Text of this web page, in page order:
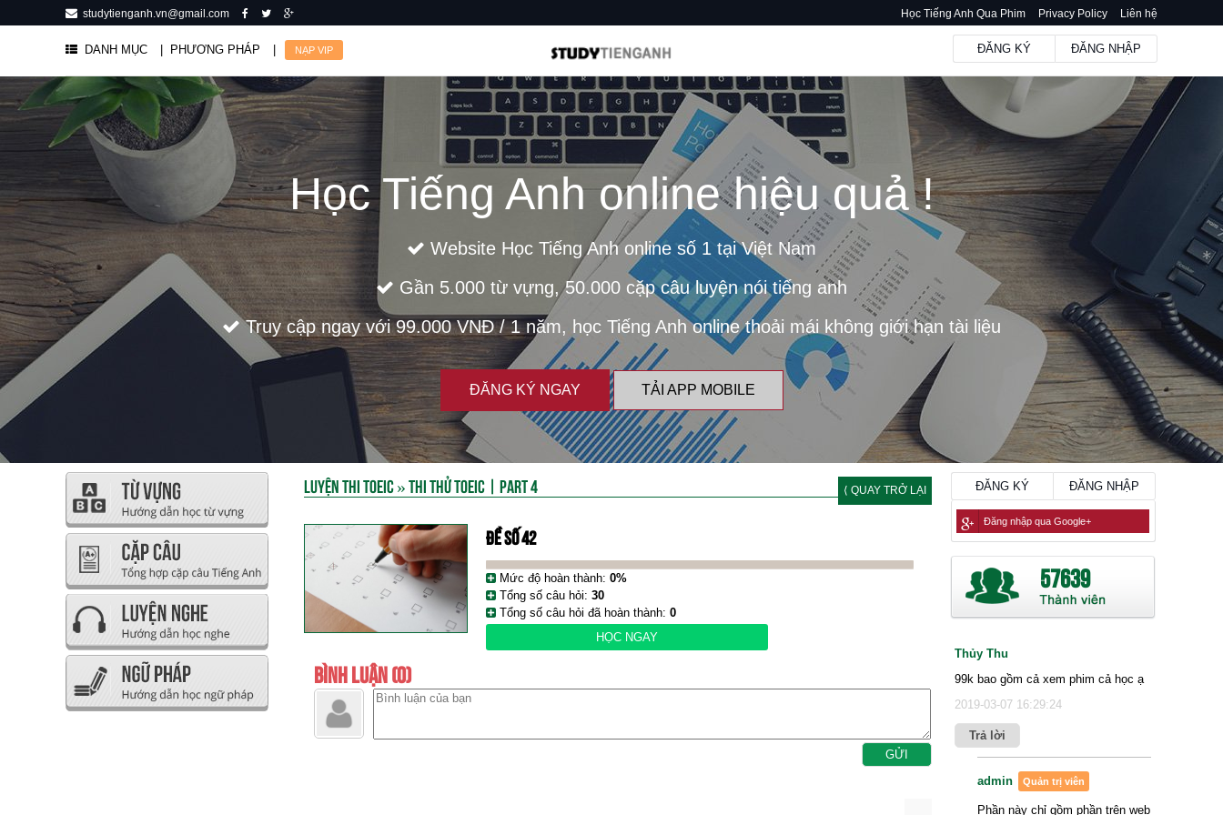
studytienganh.vn@gmail.com Học Tiếng Anh Qua Phim Privacy Policy Liên hệ
DANH MỤC | PHƯƠNG PHÁP NẠP VIP ĐĂNG KÝ ĐĂNG NHẬP
Học Tiếng Anh online hiệu quả !
Website Học Tiếng Anh online số 1 tại Việt Nam
Gần 5.000 từ vựng, 50.000 cặp câu luyện nói tiếng anh
Truy cập ngay với 99.000 VNĐ / 1 năm, học Tiếng Anh online thoải mái không giới hạn tài liệu
ĐĂNG KÝ NGAY TẢI APP MOBILE
LUYỆN THI TOEIC»THI THỬ TOEIC | PART 4 ⟨ QUAY TRỞ LẠI
ĐỀ SỐ 42
Mức độ hoàn thành: 0%
Tổng số câu hỏi: 30
Tổng số câu hỏi đã hoàn thành: 0
HỌC NGAY
BÌNH LUẬN (0)
ĐĂNG NHẬP
ĐĂNG KÝ
Đăng nhập qua Google+
57639
Thủy Thu
99k bao gồm cả xem phim cả học ạ
2019-03-07 16:29:24
Trả lời
admin Quản trị viên
Phần này chỉ gồm phần trên web